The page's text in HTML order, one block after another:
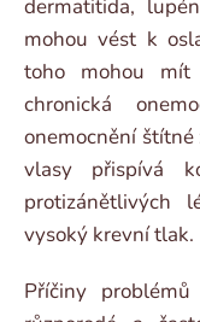
dermatitida,
mohou vést k
toho mohou
chronická
onemocnění štítné
vlasy přispívá
protizánětlivých
vysoký krevní tlak.
Příčiny